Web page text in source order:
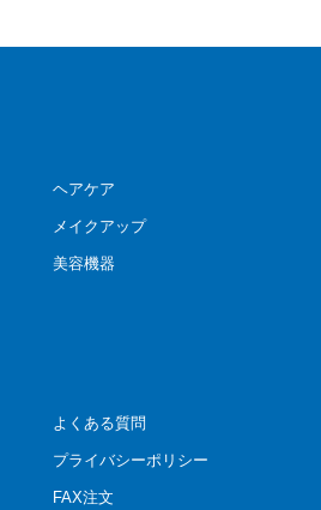
ヘアケア
メイクアップ
美容機器
よくある質問
プライバシーポリシー
FAX注文